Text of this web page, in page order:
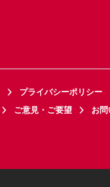
プライバシーポリシー
ご意見・ご要望 お